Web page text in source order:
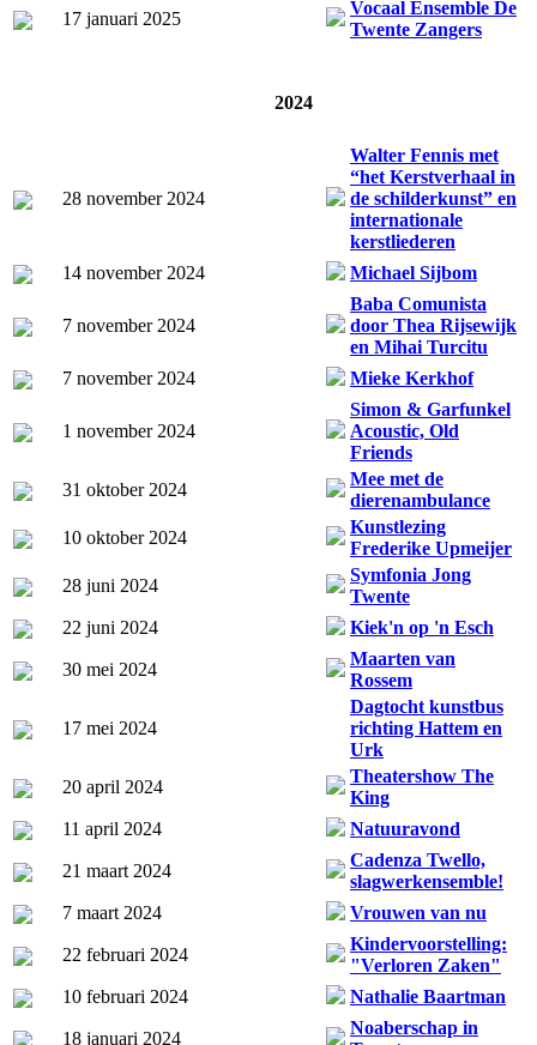
17 januari 2025
Vocaal Ensemble De
Twente Zangers
2024
28 november 2024
Walter Fennis met
“het Kerstverhaal in
de schilderkunst” en
internationale
kerstliederen
14 november 2024
Michael Sijbom
7 november 2024
Baba Comunista
door Thea Rijsewijk
en Mihai Turcitu
7 november 2024
Mieke Kerkhof
1 november 2024
Simon & Garfunkel
Acoustic, Old
Friends
31 oktober 2024
Mee met de
dierenambulance
10 oktober 2024
Kunstlezing
Frederike Upmeijer
28 juni 2024
Symfonia Jong
Twente
22 juni 2024
Kiek'n op 'n Esch
30 mei 2024
Maarten van
Rossem
17 mei 2024
Dagtocht kunstbus
richting Hattem en
Urk
20 april 2024
Theatershow The
King
11 april 2024
Natuuravond
21 maart 2024
Cadenza Twello,
slagwerkensemble!
7 maart 2024
Vrouwen van nu
22 februari 2024
Kindervoorstelling:
"Verloren Zaken"
10 februari 2024
Nathalie Baartman
18 januari 2024
Noaberschap in